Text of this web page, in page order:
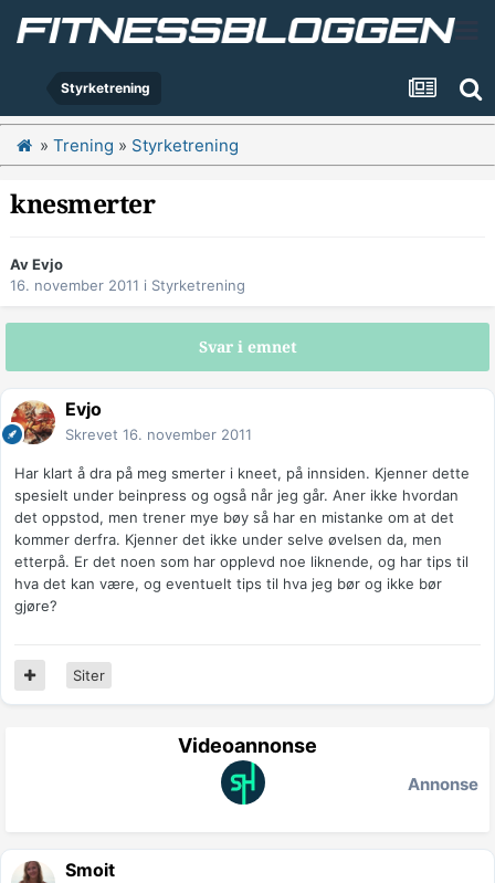
Styrketrening
» Trening » Styrketrening
knesmerter
AvEvjo
16. november 2011 i Styrketrening
Svar i emnet
Evjo
Skrevet 16. november 2011
Har klart å dra på meg smerter i kneet, på innsiden. Kjenner dette
spesielt under beinpress og også når jeg går. Aner ikke hvordan
det oppstod, men trener mye bøy så har en mistanke om at det
kommer derfra. Kjenner det ikke under selve øvelsen da, men
etterpå. Er det noen som har opplevd noe liknende, og har tips til
hva det kan være, og eventuelt tips til hva jeg bør og ikke bør
gjøre?
Siter
Videoannonse
Annonse
Smoit